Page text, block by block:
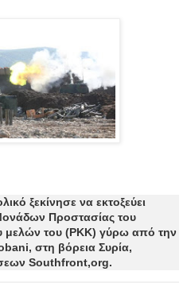
ξεκίνησε να εκτοξεύει
Προστασίας του
μελών του (PKK) γύρω από την
στη βόρεια Συρία,
Southfront,org.